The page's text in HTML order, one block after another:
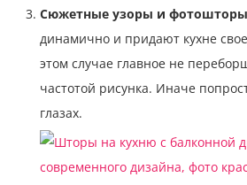
Сюжетные узоры и фотошторы
динамично и придают кухне
этом случае главное не
частотой рисунка. Иначе
глазах.